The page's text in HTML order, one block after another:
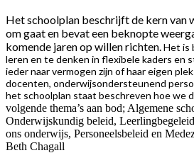
Het schoolplan beschrijft de kern van
om gaat en bevat een beknopte
komende jaren op willen richten. Het is
leren en te denken in flexibele kaders en
ieder naar vermogen zijn of haar eigen
docenten, onderwijsondersteunend
het schoolplan staat beschreven hoe we
volgende thema’s aan bod; Algemene
Onderwijskundig beleid,
ons onderwijs, Personeelsbeleid en
Beth Chagall